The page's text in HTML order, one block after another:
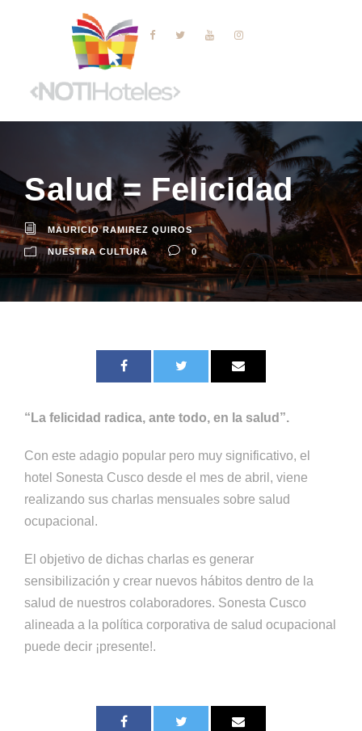
Salud = Felicidad
MAURICIO RAMIREZ QUIROS
NUESTRA CULTURA 0
“La felicidad radica, ante todo, en la salud”.
Con este adagio popular pero muy significativo, el
hotel Sonesta Cusco desde el mes de abril, viene
realizando sus charlas mensuales sobre salud
ocupacional.
El objetivo de dichas charlas es generar
sensibilización y crear nuevos hábitos dentro de la
salud de nuestros colaboradores. Sonesta Cusco
alineada a la política corporativa de salud ocupacional
puede decir ¡presente!.